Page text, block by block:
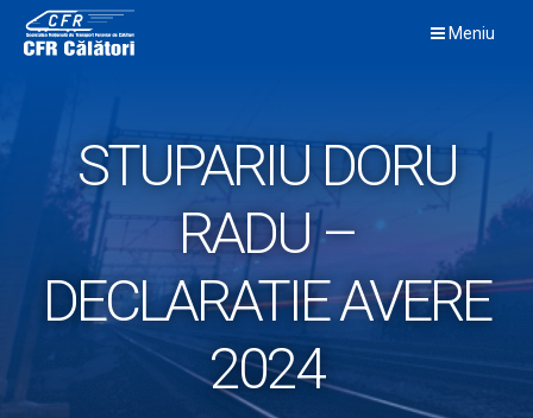
content
Meniu
STUPARIU DORU
RADU –
DECLARATIE AVERE
2024